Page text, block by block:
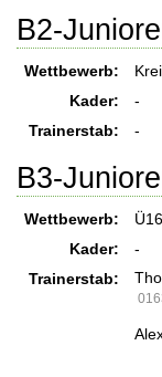
B2-
Wettbewerb:
Kader:
-
Trainerstab:
-
B3-
Wettbewerb:
Kader:
-
Trainerstab: